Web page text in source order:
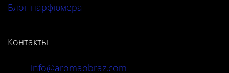
Блог парфюмера
Контакты
info@aromaobraz.com